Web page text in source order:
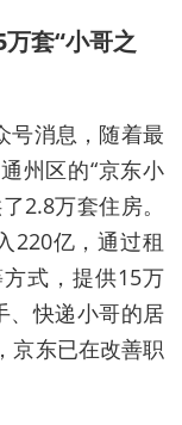
套“小哥之
号消息，随着最
州区的“京东小
2.8万套住房。
220亿，通过租
式，提供15万
、快递小哥的居
京东已在改善职